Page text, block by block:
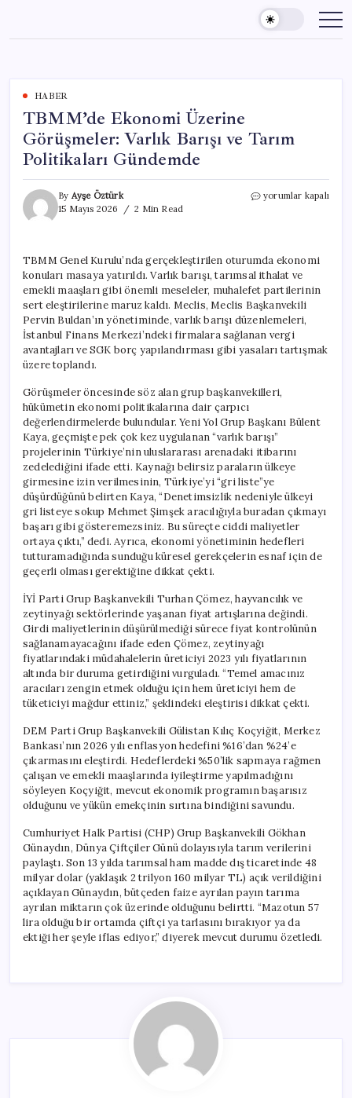
content
HABER
TBMM’de Ekonomi Üzerine
Görüşmeler: Varlık Barışı ve Tarım
Politikaları Gündemde
By Ayşe Öztürk
15 Mayıs 2026
2 Min Read
TBMM’de
Barışı
ve
Tarım
Politikaları
Gündemde
yorumlar kapalı
TBMM Genel Kurulu’nda gerçekleştirilen oturumda ekonomi
konuları masaya yatırıldı. Varlık barışı, tarımsal ithalat ve
emekli maaşları gibi önemli meseleler, muhalefet partilerinin
sert eleştirilerine maruz kaldı. Meclis, Meclis Başkanvekili
Pervin Buldan’ın yönetiminde, varlık barışı düzenlemeleri,
İstanbul Finans Merkezi’ndeki firmalara sağlanan vergi
avantajları ve SGK borç yapılandırması gibi yasaları tartışmak
üzere toplandı.
Görüşmeler öncesinde söz alan grup başkanvekilleri,
hükümetin ekonomi politikalarına dair çarpıcı
değerlendirmelerde bulundular. Yeni Yol Grup Başkanı Bülent
Kaya, geçmişte pek çok kez uygulanan “varlık barışı”
projelerinin Türkiye’nin uluslararası arenadaki itibarını
zedelediğini ifade etti. Kaynağı belirsiz paraların ülkeye
girmesine izin verilmesinin, Türkiye’yi “gri liste”ye
düşürdüğünü belirten Kaya, “Denetimsizlik nedeniyle ülkeyi
gri listeye sokup Mehmet Şimşek aracılığıyla buradan çıkmayı
başarı gibi gösteremezsiniz. Bu süreçte ciddi maliyetler
ortaya çıktı,” dedi. Ayrıca, ekonomi yönetiminin hedefleri
tutturamadığında sunduğu küresel gerekçelerin esnaf için de
geçerli olması gerektiğine dikkat çekti.
İYİ Parti Grup Başkanvekili Turhan Çömez, hayvancılık ve
zeytinyağı sektörlerinde yaşanan fiyat artışlarına değindi.
Girdi maliyetlerinin düşürülmediği sürece fiyat kontrolünün
sağlanamayacağını ifade eden Çömez, zeytinyağı
fiyatlarındaki müdahalelerin üreticiyi 2023 yılı fiyatlarının
altında bir duruma getirdiğini vurguladı. “Temel amacınız
aracıları zengin etmek olduğu için hem üreticiyi hem de
tüketiciyi mağdur ettiniz,” şeklindeki eleştirisi dikkat çekti.
DEM Parti Grup Başkanvekili Gülistan Kılıç Koçyiğit, Merkez
Bankası’nın 2026 yılı enflasyon hedefini %16’dan %24’e
çıkarmasını eleştirdi. Hedeflerdeki %50’lik sapmaya rağmen
çalışan ve emekli maaşlarında iyileştirme yapılmadığını
söyleyen Koçyiğit, mevcut ekonomik programın başarısız
olduğunu ve yükün emekçinin sırtına bindiğini savundu.
Cumhuriyet Halk Partisi (CHP) Grup Başkanvekili Gökhan
Günaydın, Dünya Çiftçiler Günü dolayısıyla tarım verilerini
paylaştı. Son 13 yılda tarımsal ham madde dış ticaretinde 48
milyar dolar (yaklaşık 2 trilyon 160 milyar TL) açık verildiğini
açıklayan Günaydın, bütçeden faize ayrılan payın tarıma
ayrılan miktarın çok üzerinde olduğunu belirtti. “Mazotun 57
lira olduğu bir ortamda çiftçi ya tarlasını bırakıyor ya da
ektiği her şeyle iflas ediyor,” diyerek mevcut durumu özetledi.